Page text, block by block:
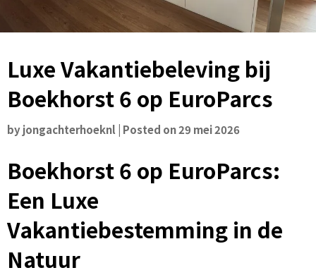
Luxe Vakantiebeleving bij
Boekhorst 6 op EuroParcs
byjongachterhoeknl Posted on29 mei 2026
Boekhorst 6 op EuroParcs:
Een Luxe
Vakantiebestemming in de
Natuur